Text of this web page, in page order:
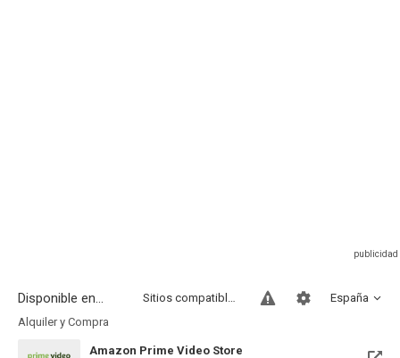
Disponible en... España
Sitios compatibles
Alquiler y Compra
Amazon Prime Video Store